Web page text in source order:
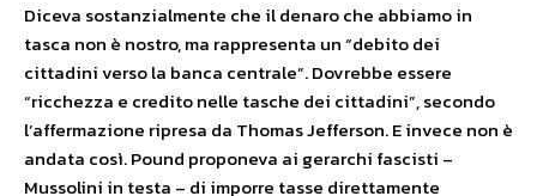
Diceva sostanzialmente che il denaro che abbiamo in
tasca non è nostro, ma rappresenta un “debito dei
cittadini verso la banca centrale”. Dovrebbe essere
“ricchezza e credito nelle tasche dei cittadini”, secondo
l’affermazione ripresa da Thomas Jefferson. E invece non è
andata così. Pound proponeva ai gerarchi fascisti –
Mussolini in testa – di imporre tasse direttamente